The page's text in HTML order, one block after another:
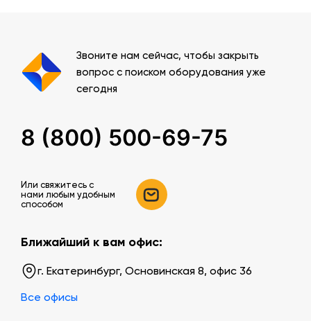
Звоните нам сейчас, чтобы закрыть
вопрос с поиском оборудования уже
сегодня
8 (800) 500-69-75
Или свяжитесь c
нами любым удобным
способом
Ближайший к вам офис:
г. Екатеринбург, Основинская 8, офис 36
Все офисы